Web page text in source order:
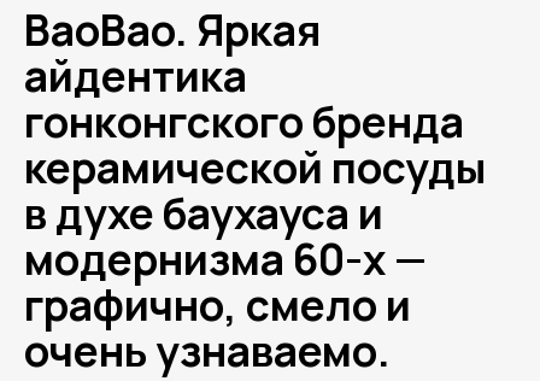
BaoBao. Яркая
айдентика
гонконгского бренда
керамической посуды
в духе баухауса и
модернизма 60-х —
графично, смело и
очень узнаваемо.